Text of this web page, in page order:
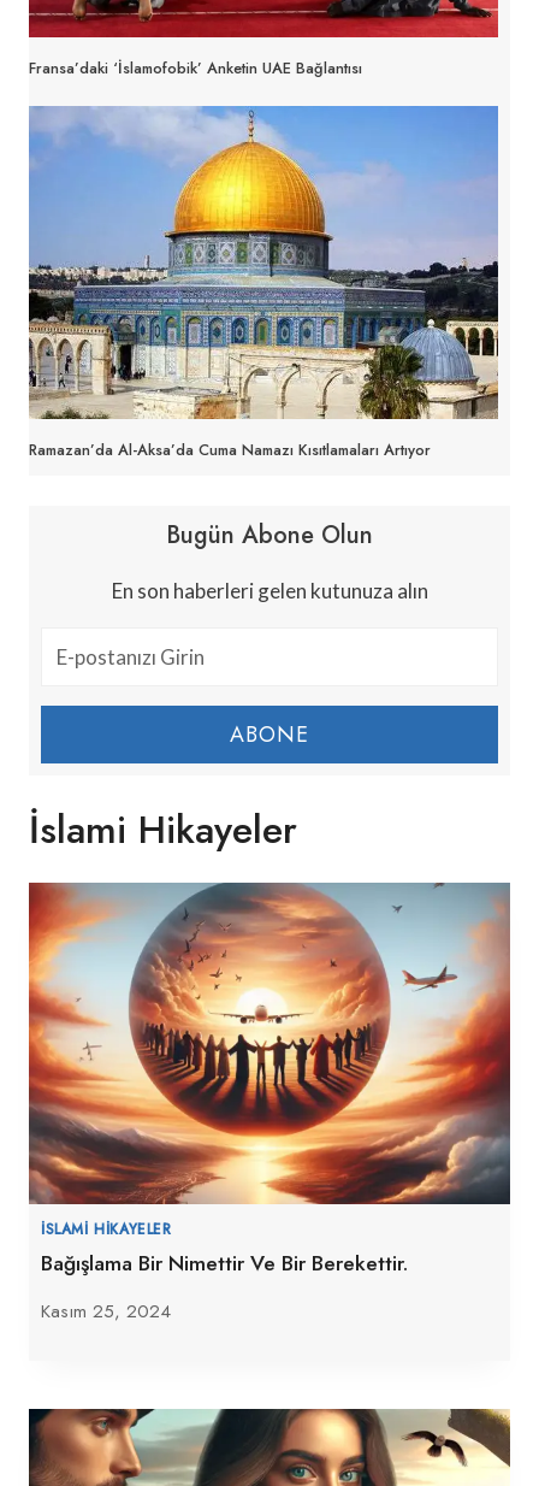
Fransa’daki ‘İslamofobik’ Anketin UAE Bağlantısı
Ramazan’da Al-Aksa’da Cuma Namazı Kısıtlamaları Artıyor
Bugün Abone Olun
En son haberleri gelen kutunuza alın
ABONE
İslami Hikayeler
İSLAMI HIKAYELER
Bağışlama Bir Nimettir Ve Bir Berekettir.
Kasım 25, 2024